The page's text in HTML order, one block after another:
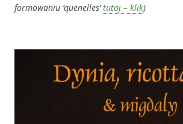
formowaniu ‘quenelles’tutaj – klik)